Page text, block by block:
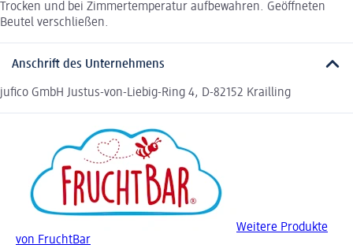
Trocken und bei Zimmertemperatur aufbewahren. Geöffneten
Beutel verschließen.
Anschrift des Unternehmens
jufico GmbH Justus-von-Liebig-Ring 4, D-82152 Krailling
Weitere Produkte
von FruchtBar